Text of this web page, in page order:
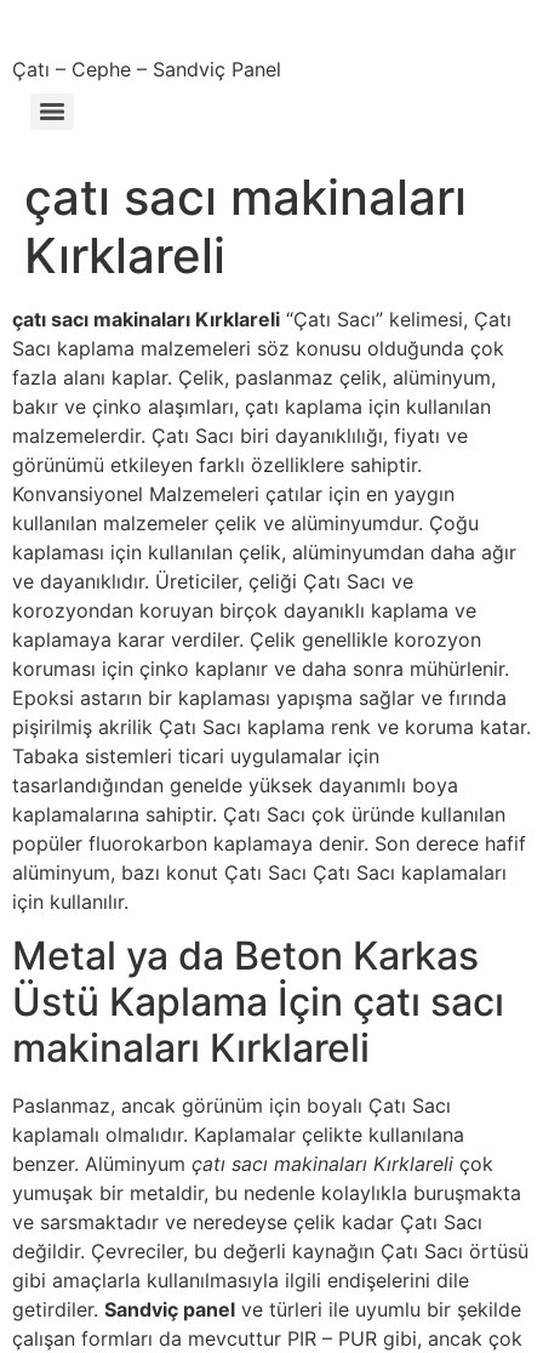
Çatı – Cephe – Sandviç Panel
çatı sacı makinaları
Kırklareli
çatı sacı makinaları Kırklareli “Çatı Sacı” kelimesi, Çatı
Sacı kaplama malzemeleri söz konusu olduğunda çok
fazla alanı kaplar. Çelik, paslanmaz çelik, alüminyum,
bakır ve çinko alaşımları, çatı kaplama için kullanılan
malzemelerdir. Çatı Sacı biri dayanıklılığı, fiyatı ve
görünümü etkileyen farklı özelliklere sahiptir.
Konvansiyonel Malzemeleri çatılar için en yaygın
kullanılan malzemeler çelik ve alüminyumdur. Çoğu
kaplaması için kullanılan çelik, alüminyumdan daha ağır
ve dayanıklıdır. Üreticiler, çeliği Çatı Sacı ve
korozyondan koruyan birçok dayanıklı kaplama ve
kaplamaya karar verdiler. Çelik genellikle korozyon
koruması için çinko kaplanır ve daha sonra mühürlenir.
Epoksi astarın bir kaplaması yapışma sağlar ve fırında
pişirilmiş akrilik Çatı Sacı kaplama renk ve koruma katar.
Tabaka sistemleri ticari uygulamalar için
tasarlandığından genelde yüksek dayanımlı boya
kaplamalarına sahiptir. Çatı Sacı çok üründe kullanılan
popüler fluorokarbon kaplamaya denir. Son derece hafif
alüminyum, bazı konut Çatı Sacı Çatı Sacı kaplamaları
için kullanılır.
Metal ya da Beton Karkas
Üstü Kaplama İçin çatı sacı
makinaları Kırklareli
Paslanmaz, ancak görünüm için boyalı Çatı Sacı
kaplamalı olmalıdır. Kaplamalar çelikte kullanılana
benzer. Alüminyum çatı sacı makinaları Kırklareli çok
yumuşak bir metaldir, bu nedenle kolaylıkla buruşmakta
ve sarsmaktadır ve neredeyse çelik kadar Çatı Sacı
değildir. Çevreciler, bu değerli kaynağın Çatı Sacı örtüsü
gibi amaçlarla kullanılmasıyla ilgili endişelerini dile
getirdiler. Sandviç panel ve türleri ile uyumlu bir şekilde
çalışan formları da mevcuttur PIR – PUR gibi, ancak çok